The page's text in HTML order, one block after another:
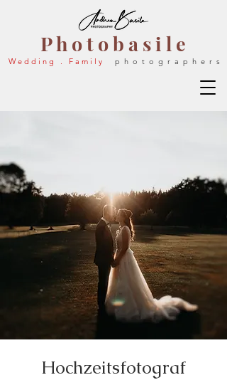
P h o t o b a s i l e
W e d d i n g . F a m i l y p h o t o g r a p h e r s
Hochzeitsfotograf